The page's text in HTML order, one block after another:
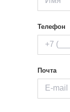
Телефон
Почта